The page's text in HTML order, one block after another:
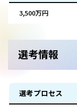
3,500万円
選考情報
選考プロセス